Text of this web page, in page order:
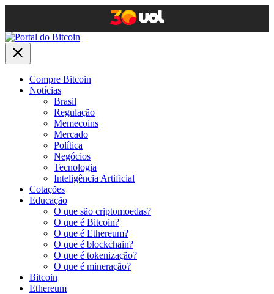
Compre Bitcoin
Notícias
Brasil
Regulação
Memecoins
Mercado
Política
Negócios
Tecnologia
Inteligência Artificial
Cotações
Educação
O que são criptomoedas?
O que é Bitcoin?
O que é Ethereum?
O que é blockchain?
O que é tokenização?
O que é mineração?
Bitcoin
Ethereum